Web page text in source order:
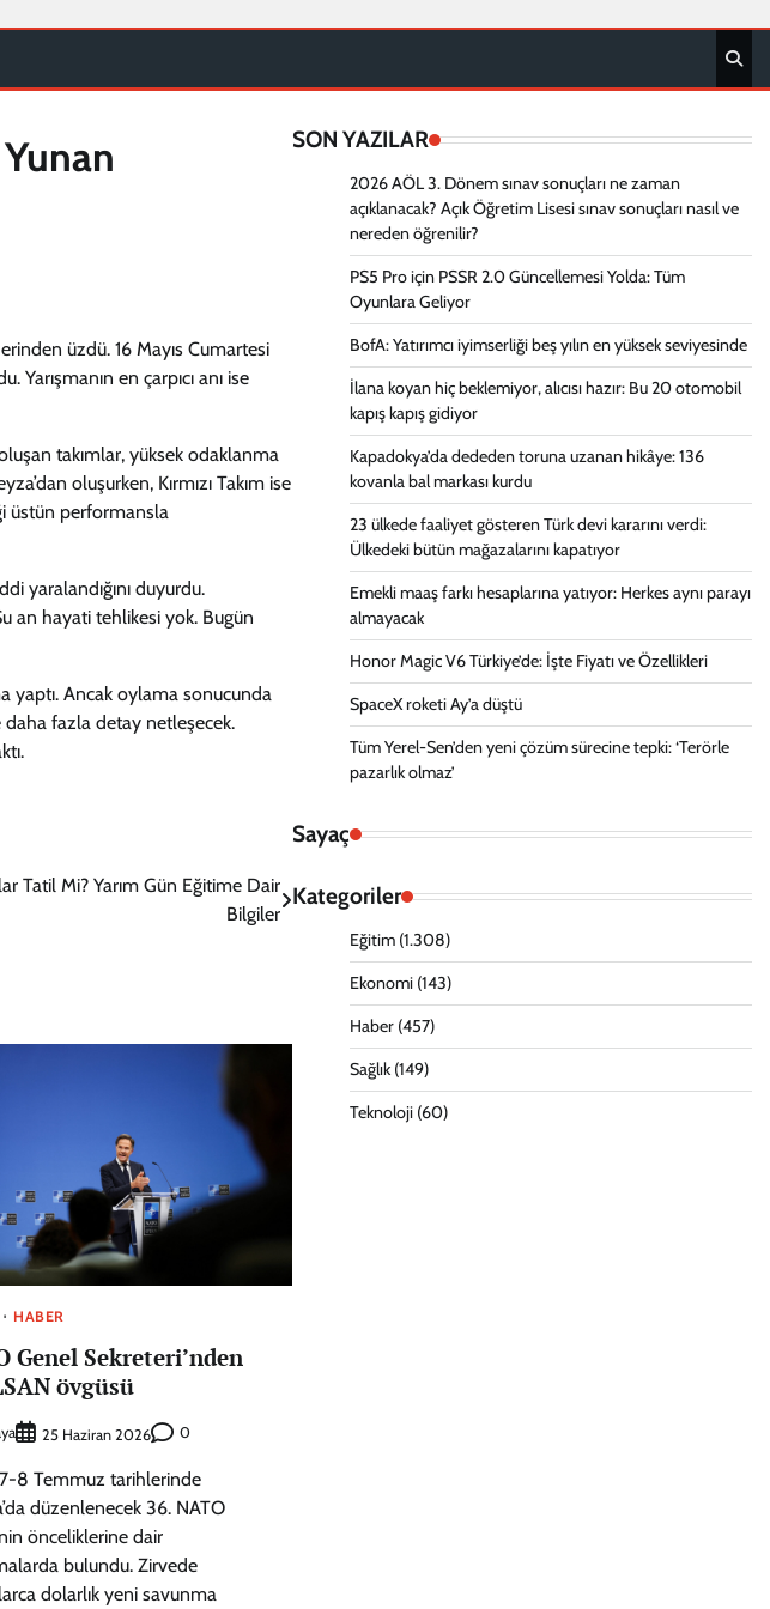
üzdü. 16 Mayıs Cumartesi
en çarpıcı anı ise
takımlar, yüksek odaklanma
oluşurken, Kırmızı Takım ise
üstün performansla
yaralandığını duyurdu.
an hayati tehlikesi yok. Bugün
yaptı. Ancak oylama sonucunda
daha fazla detay netleşecek.
Tatil Mi? Yarım Gün Eğitime Dair
Bilgiler
HABER
Genel Sekreteri’nden
övgüsü
25 Haziran 2026 0
8 Temmuz tarihlerinde
düzenlenecek 36. NATO
önceliklerine dair
bulundu. Zirvede
dolarlık yeni savunma
SON YAZILAR
2026 AÖL 3. Dönem sınav sonuçları ne zaman
açıklanacak? Açık Öğretim Lisesi sınav sonuçları nasıl ve
nereden öğrenilir?
PS5 Pro için PSSR 2.0 Güncellemesi Yolda: Tüm
Oyunlara Geliyor
BofA: Yatırımcı iyimserliği beş yılın en yüksek seviyesinde
İlana koyan hiç beklemiyor, alıcısı hazır: Bu 20 otomobil
kapış kapış gidiyor
Kapadokya’da dededen toruna uzanan hikâye: 136
kovanla bal markası kurdu
23 ülkede faaliyet gösteren Türk devi kararını verdi:
Ülkedeki bütün mağazalarını kapatıyor
Emekli maaş farkı hesaplarına yatıyor: Herkes aynı parayı
almayacak
Honor Magic V6 Türkiye’de: İşte Fiyatı ve Özellikleri
SpaceX roketi Ay’a düştü
Tüm Yerel-Sen’den yeni çözüm sürecine tepki: ‘Terörle
pazarlık olmaz’
Sayaç
Kategoriler
Eğitim(1.308)
Ekonomi(143)
Haber(457)
Sağlık(149)
Teknoloji(60)